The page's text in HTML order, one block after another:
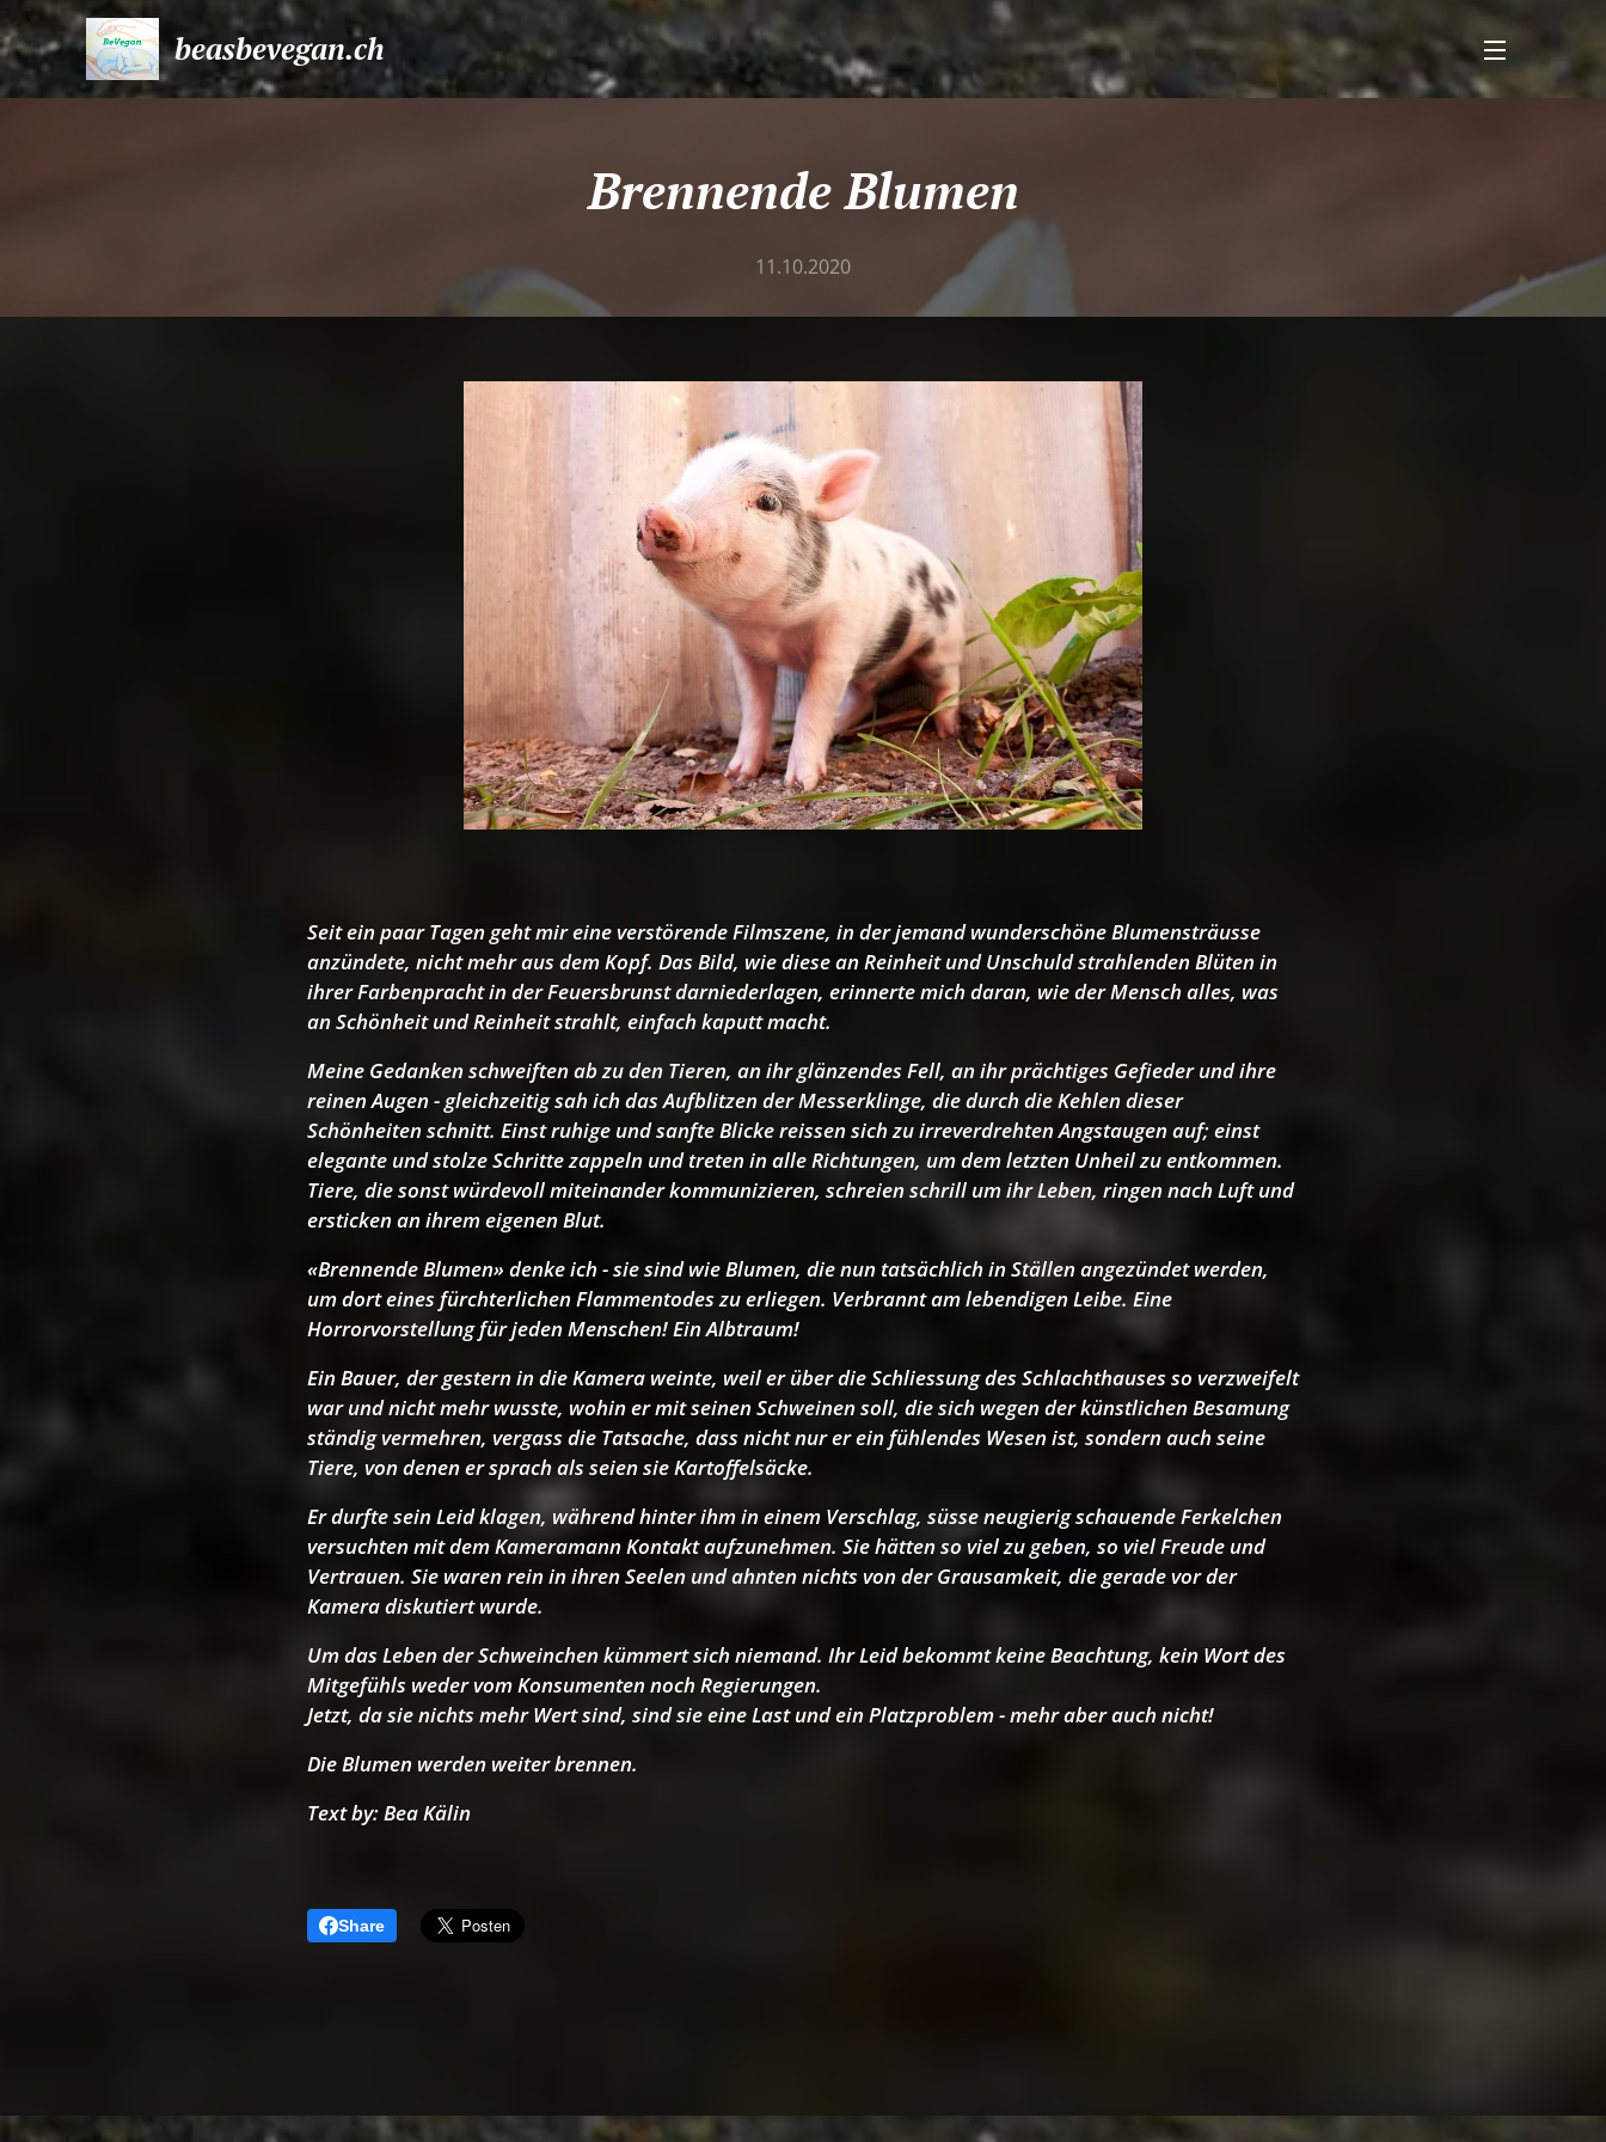
beasbevegan.ch
Brennende Blumen
11.10.2020
Seit ein paar Tagen geht mir eine verstörende Filmszene, in der jemand wunderschöne Blumensträusse
anzündete, nicht mehr aus dem Kopf. Das Bild, wie diese an Reinheit und Unschuld strahlenden Blüten in
ihrer Farbenpracht in der Feuersbrunst darniederlagen, erinnerte mich daran, wie der Mensch alles, was
an Schönheit und Reinheit strahlt, einfach kaputt macht.
Meine Gedanken schweiften ab zu den Tieren, an ihr glänzendes Fell, an ihr prächtiges Gefieder und ihre
reinen Augen - gleichzeitig sah ich das Aufblitzen der Messerklinge, die durch die Kehlen dieser
Schönheiten schnitt. Einst ruhige und sanfte Blicke reissen sich zu irreverdrehten Angstaugen auf; einst
elegante und stolze Schritte zappeln und treten in alle Richtungen, um dem letzten Unheil zu entkommen.
Tiere, die sonst würdevoll miteinander kommunizieren, schreien schrill um ihr Leben, ringen nach Luft und
ersticken an ihrem eigenen Blut.
«Brennende Blumen» denke ich - sie sind wie Blumen, die nun tatsächlich in Ställen angezündet werden,
um dort eines fürchterlichen Flammentodes zu erliegen. Verbrannt am lebendigen Leibe. Eine
Horrorvorstellung für jeden Menschen! Ein Albtraum!
Ein Bauer, der gestern in die Kamera weinte, weil er über die Schliessung des Schlachthauses so verzweifelt
war und nicht mehr wusste, wohin er mit seinen Schweinen soll, die sich wegen der künstlichen Besamung
ständig vermehren, vergass die Tatsache, dass nicht nur er ein fühlendes Wesen ist, sondern auch seine
Tiere, von denen er sprach als seien sie Kartoffelsäcke.
Er durfte sein Leid klagen, während hinter ihm in einem Verschlag, süsse neugierig schauende Ferkelchen
versuchten mit dem Kameramann Kontakt aufzunehmen. Sie hätten so viel zu geben, so viel Freude und
Vertrauen. Sie waren rein in ihren Seelen und ahnten nichts von der Grausamkeit, die gerade vor der
Kamera diskutiert wurde.
Um das Leben der Schweinchen kümmert sich niemand. Ihr Leid bekommt keine Beachtung, kein Wort des
Mitgefühls weder vom Konsumenten noch Regierungen.
Jetzt, da sie nichts mehr Wert sind, sind sie eine Last und ein Platzproblem - mehr aber auch nicht!
Die Blumen werden weiter brennen.
Text by: Bea Kälin
Share